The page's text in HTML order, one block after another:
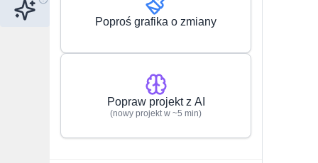
Poproś grafika o zmiany
Popraw projekt z AI
(nowy projekt w ~5 min)